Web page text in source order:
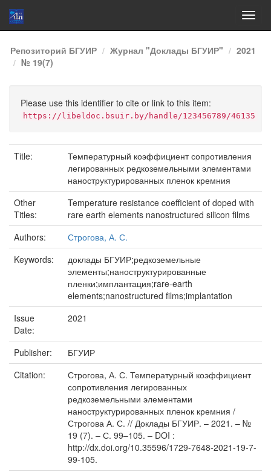
Skip
navigation
Репозиторий БГУИР Журнал "Доклады БГУИР"
2021
№ 19(7)
Please use this identifier to cite or link to this item:
https://libeldoc.bsuir.by/handle/123456789/46135
Title:
Температурный коэффициент сопротивления
легированных редкоземельными элементами
наноструктурированных пленок кремния
Other
Titles:
Temperature resistance coefficient of doped with
rare earth elements nanostructured silicon films
Authors:
Строгова, А. С.
Keywords:
доклады БГУИР;редкоземельные
элементы;наноструктурированные
пленки;имплантация;rare-earth
elements;nanostructured films;implantation
Issue
Date:
2021
Publisher:
БГУИР
Citation:
Строгова, А. С. Температурный коэффициент
сопротивления легированных
редкоземельными элементами
наноструктурированных пленок кремния /
Строгова А. С. // Доклады БГУИР. – 2021. – №
19 (7). – С. 99–105. – DOI :
http://dx.doi.org/10.35596/1729-7648-2021-19-7-
99-105.